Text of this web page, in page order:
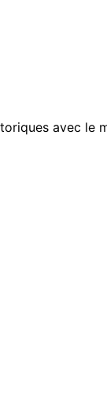
avec le